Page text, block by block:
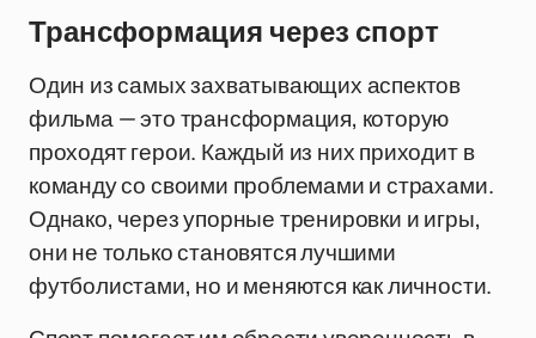
Трансформация через спорт
Один из самых захватывающих аспектов
фильма — это трансформация, которую
проходят герои. Каждый из них приходит в
команду со своими проблемами и страхами.
Однако, через упорные тренировки и игры,
они не только становятся лучшими
футболистами, но и меняются как личности.